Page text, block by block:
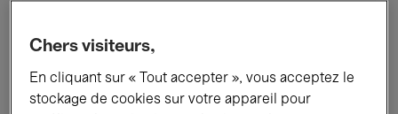
Cristóbal
Balenciaga
Chers visiteurs,
En cliquant sur « Tout accepter », vous acceptez le
stockage de cookies sur votre appareil pour